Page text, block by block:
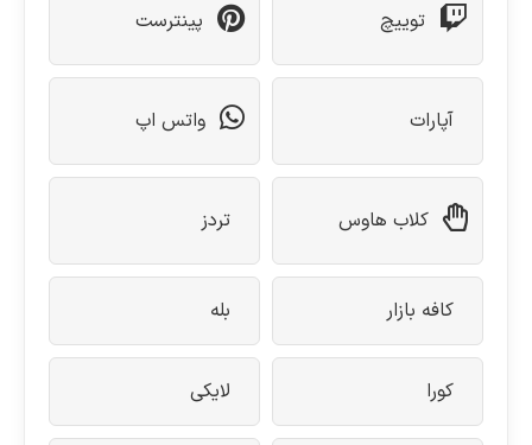
توییچ پینترست
آپارات واتس اپ
کلاب هاوس تردز
کافه بازار بله
کورا لایکی